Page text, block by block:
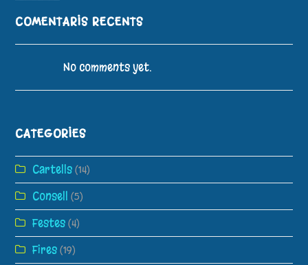
COMENTARIS RECENTS
No comments yet.
CATEGORIES
Cartells (14)
Consell (5)
Festes (4)
Fires (19)